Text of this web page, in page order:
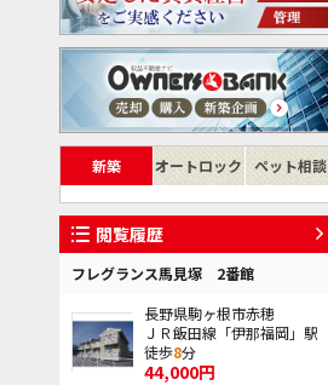
新築 オートロック ペット相談
閲覧履歴
フレグランス馬見塚 2番館
長野県駒ヶ根市赤穂
ＪＲ飯田線「伊那福岡」駅
徒歩8分
44,000円